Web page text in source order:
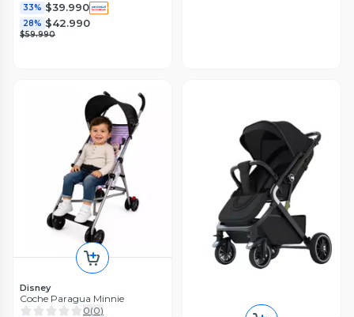
33% $39.990
28% $42.990
$59.990
Disney
Coche Paragua Minnie
0(0)